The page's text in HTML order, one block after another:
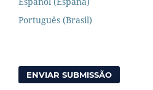
Português (Brasil)
ENVIAR SUBMISSÃO